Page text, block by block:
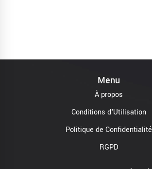
Menu
À propos
Conditions d'Utilisation
Politique de Confidentialité
RGPD